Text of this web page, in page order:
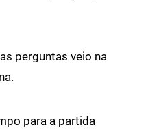
perguntas veio na
para a partida